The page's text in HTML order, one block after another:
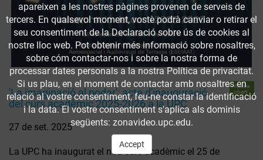
'La imaginació al poder': acte d'inauguració
del curs acadèmic 2025-2026 a la UPC
Accés
obert
27 de set. 2025
La UPC ha inaugurat el nou curs acadèmic el 25 de
apareixen a les nostres pàgines provenen de serveis de
tercers. En qualsevol moment, vostè podrà canviar o retirar el
seu consentiment de la Declaració sobre ús de cookies al
nostre lloc web. Pot obtenir més informació sobre nosaltres,
sobre cóm contactar-nos i sobre la nostra forma de
processar dates personals a la nostra Política de privacitat.
Si us plau, en el moment de contactar amb nosaltres en
relació al vostre consentiment, feu-ne constar la identificació
i la data. El vostre consentiment s'aplica als dominis
següents: zonavideo.upc.edu.
Accept